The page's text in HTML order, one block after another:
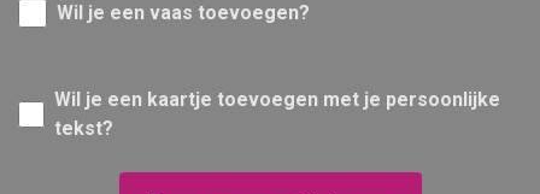
Wil je een vaas toevoegen?
Wil je een kaartje toevoegen met je persoonlijke
tekst?